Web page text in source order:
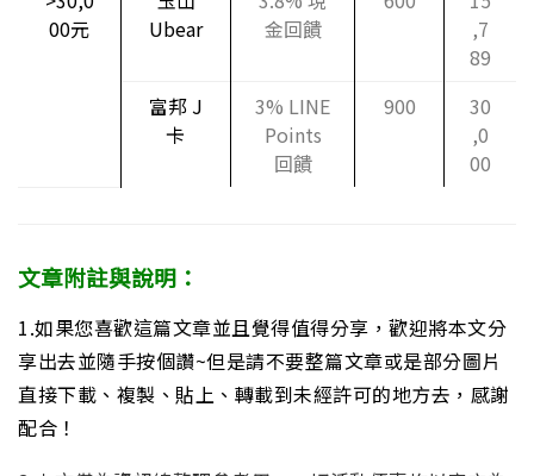
00元
Ubear
金回饋
,7
89
富邦 J
卡
3% LINE
Points
回饋
900
30
,0
00
文章附註與說明：
1.如果您喜歡這篇文章並且覺得值得分享，歡迎將本文分
享出去並隨手按個讚~但是請不要整篇文章或是部分圖片
直接下載、複製、貼上、轉載到未經許可的地方去，感謝
配合！